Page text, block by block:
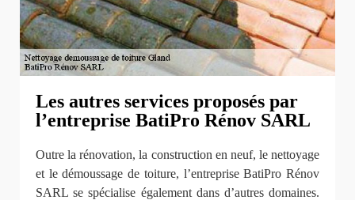
Les autres services proposés par
l’entreprise BatiPro Rénov SARL
Outre la rénovation, la construction en neuf, le nettoyage
et le démoussage de toiture, l’entreprise BatiPro Rénov
SARL se spécialise également dans d’autres domaines.